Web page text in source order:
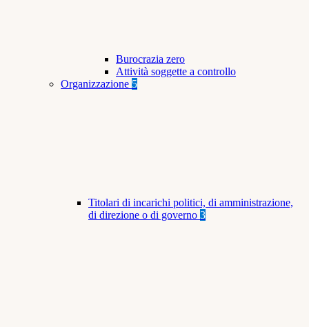
Burocrazia zero
Attività soggette a controllo
Organizzazione 5
Titolari di incarichi politici, di amministrazione,
di direzione o di governo 3